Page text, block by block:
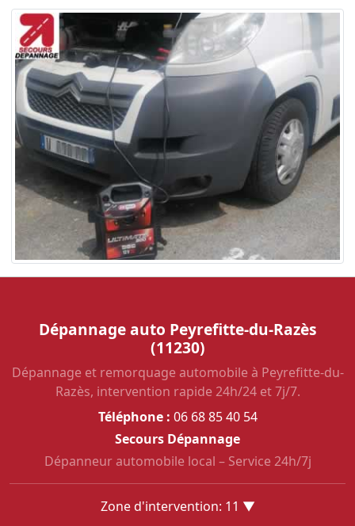
Dépannage auto Peyrefitte-du-Razès
(11230)
Dépannage et remorquage automobile à Peyrefitte-du-
Razès, intervention rapide 24h/24 et 7j/7.
Téléphone : 06 68 85 40 54
Secours Dépannage
Dépanneur automobile local – Service 24h/7j
Zone d'intervention: 11 ▼